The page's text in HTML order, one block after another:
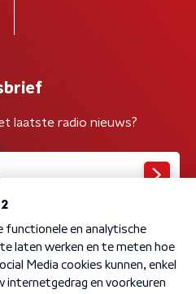
laatste radio nieuws?